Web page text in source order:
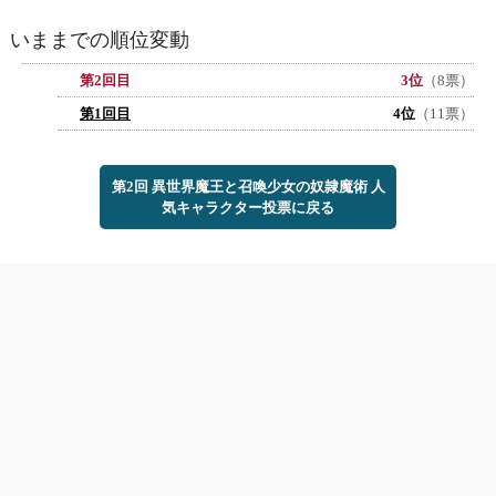
いままでの順位変動
第2回目 3位 （8票）
第1回目
4位 （11票）
第2回 異世界魔王と召喚少女の奴隷魔術 人
気キャラクター投票に戻る